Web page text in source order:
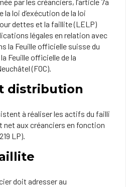
loi d’exécution de la loi
dettes et la faillite (LELP)
légales en relation avec
la Feuille officielle suisse du
Feuille officielle de la
(FOC).
distribution
à réaliser les actifs du failli
net aux créanciers en fonction
LP).
doit adresser au